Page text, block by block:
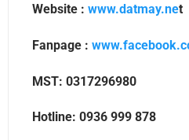
Website : www.datmay.net
Fanpage :
MST: 0317296980
Hotline: 0936 999 878